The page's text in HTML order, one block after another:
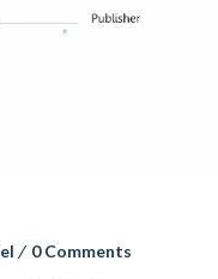
0 Comment